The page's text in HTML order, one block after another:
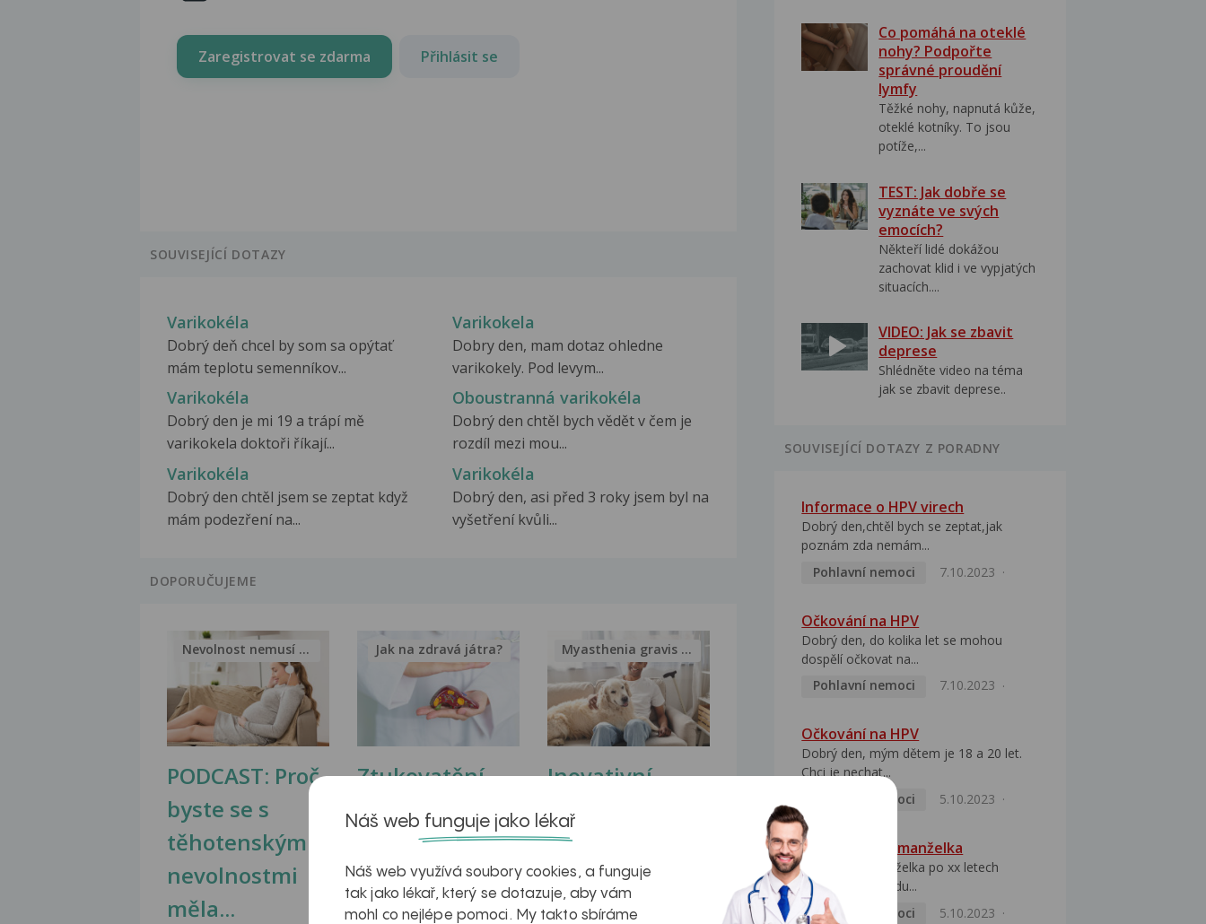
Zaregistrovat se zdarma Přihlásit se
SOUVISEJÍCÍ DOTAZY
Varikokéla
Dobrý deň chcel by som sa opýtať
mám teplotu semenníkov...
Varikokela
Dobry den, mam dotaz ohledne
varikokely. Pod levym...
Varikokéla
Dobrý den je mi 19 a trápí mě
varikokela doktoři říkají...
Oboustranná varikokéla
Dobrý den chtěl bych vědět v čem je
rozdíl mezi mou...
Varikokéla
Dobrý den chtěl jsem se zeptat když
mám podezření na...
Varikokéla
Dobrý den, asi před 3 roky jsem byl na
vyšetření kvůli...
DOPORUČUJEME
PODCAST: Proč
byste se s
těhotenskými
nevolnostmi
měla...
Nevolnost nemusí být nutnou...
Ztukovatění
jater v datech a
obrazech
Jak na zdravá játra?
Inovativní
léčba
myastenie –
naděje pro ty,
kteří ji...
Myasthenia gravis – vše, co...
Co pomáhá na oteklé
nohy? Podpořte
správné proudění
lymfy
Těžké nohy, napnutá kůže,
oteklé kotníky. To jsou
potíže,...
TEST: Jak dobře se
vyznáte ve svých
emocích?
Někteří lidé dokážou
zachovat klid i ve vypjatých
situacích....
VIDEO: Jak se zbavit
deprese
Shlédněte video na téma
jak se zbavit deprese..
SOUVISEJÍCÍ DOTAZY Z PORADNY
Informace o HPV virech
Dobrý den,chtěl bych se zeptat,jak
poznám zda nemám...
Pohlavní nemoci
7.10.2023
Očkování na HPV
Dobrý den, do kolika let se mohou
dospělí očkovat na...
Pohlavní nemoci
7.10.2023
Očkování na HPV
Dobrý den, mým dětem je 18 a 20 let.
Chci je nechat...
Pohlavní nemoci
5.10.2023
HPV pozitivní manželka
Dobrý den, manželka po xx letech
přivezla z Východu...
Pohlavní nemoci
5.10.2023
Náš web funguje jako lékař
Náš web využívá soubory cookies, a funguje
tak jako lékař, který se dotazuje, aby vám
mohl co nejlépe pomoci. My takto sbíráme